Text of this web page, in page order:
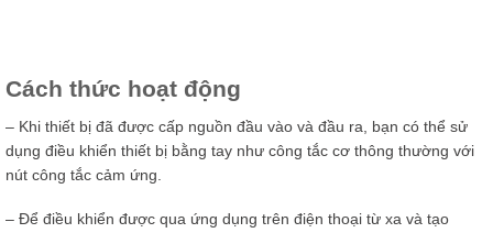
Cách thức hoạt động
– Khi thiết bị đã được cấp nguồn đầu vào và đầu ra, bạn có thể sử
dụng điều khiển thiết bị bằng tay như công tắc cơ thông thường với
nút công tắc cảm ứng.
– Để điều khiển được qua ứng dụng trên điện thoại từ xa và tạo